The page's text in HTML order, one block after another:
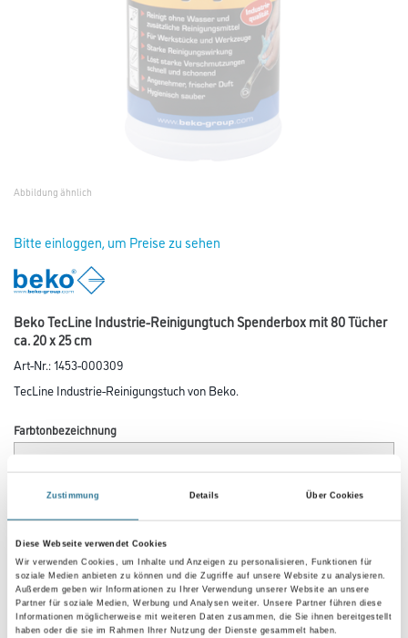
Zustimmung Details Über Cookies
Diese Webseite verwendet Cookies
Wir verwenden Cookies, um Inhalte und Anzeigen zu personalisieren, Funktionen für
soziale Medien anbieten zu können und die Zugriffe auf unsere Website zu analysieren.
Außerdem geben wir Informationen zu Ihrer Verwendung unserer Website an unsere
Partner für soziale Medien, Werbung und Analysen weiter. Unsere Partner führen diese
Informationen möglicherweise mit weiteren Daten zusammen, die Sie ihnen bereitgestellt
haben oder die sie im Rahmen Ihrer Nutzung der Dienste gesammelt haben.
Abbildung ähnlich
Bitte einloggen, um Preise zu sehen
Beko TecLine Industrie-Reinigungtuch Spenderbox mit 80 Tücher
ca. 20 x 25 cm
Art-Nr.:1453-000309
TecLine Industrie-Reinigungstuch von Beko.
Farbtonbezeichnung
Gebinde
Umrechnungsfaktoren